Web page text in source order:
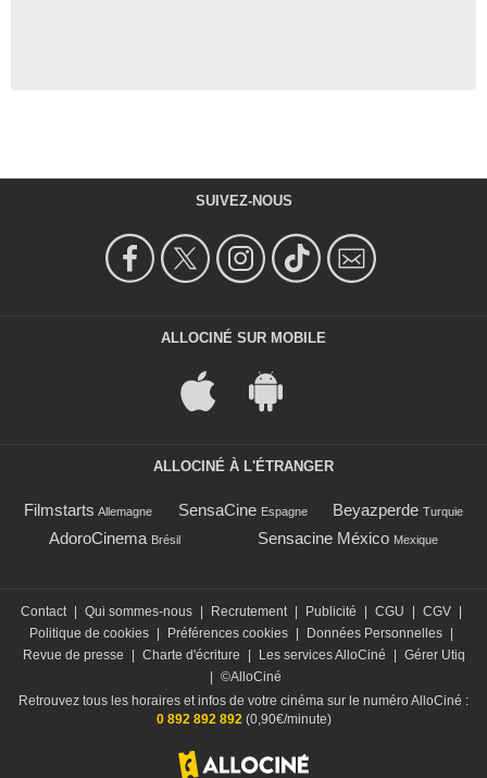
SUIVEZ-NOUS
ALLOCINÉ SUR MOBILE
ALLOCINÉ À L'ÉTRANGER
Filmstarts Allemagne SensaCine Espagne Beyazperde Turquie
AdoroCinema Brésil Sensacine México Mexique
Contact Qui sommes-nous Recrutement Publicité CGU CGV
Politique de cookies
Préférences cookies Données Personnelles
Revue de presse
Charte d'écriture Les services AlloCiné
Gérer Utiq
©AlloCiné
Retrouvez tous les horaires et infos de votre cinéma sur le numéro AlloCiné :
0 892 892 892(0,90€/minute)